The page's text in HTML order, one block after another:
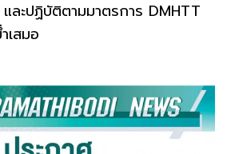
ละปฏิบัติตามมาตรการ DMHTT
เสมอ